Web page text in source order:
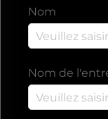
Nom
Nom de